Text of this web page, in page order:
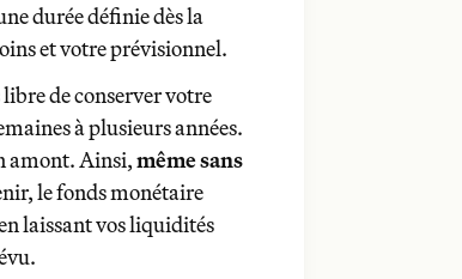
durée définie dès la
et votre prévisionnel.
libre de conserver votre
à plusieurs années.
amont. Ainsi,même sans
le fonds monétaire
laissant vos liquidités